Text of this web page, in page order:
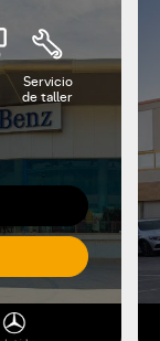
Servicio
de taller